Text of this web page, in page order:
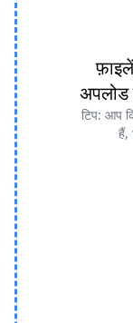
टिप: आप
हैं,